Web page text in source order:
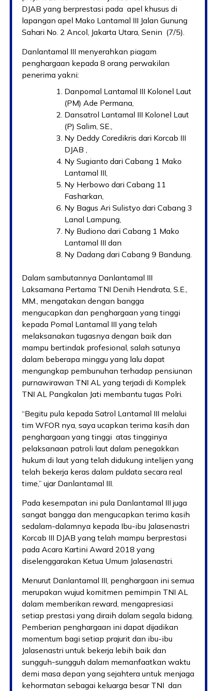
DJAB yang berprestasi pada apel khusus di
lapangan apel Mako Lantamal III Jalan Gunung
Sahari No. 2 Ancol, Jakarta Utara, Senin (7/5).
Danlantamal III menyerahkan piagam
penghargaan kepada 8 orang perwakilan
penerima yakni:
Danpomal Lantamal III Kolonel Laut
(PM) Ade Permana,
Dansatrol Lantamal III Kolonel Laut
(P) Salim, SE.,
Ny Deddy Coredikris dari Korcab III
DJAB ,
Ny Sugianto dari Cabang 1 Mako
Lantamal III,
Ny Herbowo dari Cabang 11
Fasharkan,
Ny Bagus Ari Sulistyo dari Cabang 3
Lanal Lampung,
Ny Budiono dari Cabang 1 Mako
Lantamal III dan
Ny Dadang dari Cabang 9 Bandung.
Dalam sambutannya Danlantamal III
Laksamana Pertama TNI Denih Hendrata, S.E.,
MM., mengatakan dengan bangga
mengucapkan dan penghargaan yang tinggi
kepada Pomal Lantamal III yang telah
melaksanakan tugasnya dengan baik dan
mampu bertindak profesional, salah satunya
dalam beberapa minggu yang lalu dapat
mengungkap pembunuhan terhadap pensiunan
purnawirawan TNI AL yang terjadi di Komplek
TNI AL Pangkalan Jati membantu tugas Polri.
“Begitu pula kepada Satrol Lantamal III melalui
tim WFOR nya, saya ucapkan terima kasih dan
penghargaan yang tinggi atas tingginya
pelaksanaan patroli laut dalam penegakkan
hukum di laut yang telah didukung intelijen yang
telah bekerja keras dalam puldata secara real
time,” ujar Danlantamal III.
Pada kesempatan ini pula Danlantamal III juga
sangat bangga dan mengucapkan terima kasih
sedalam-dalamnya kepada Ibu-ibu Jalasenastri
Korcab III DJAB yang telah mampu berprestasi
pada Acara Kartini Award 2018 yang
diselenggarakan Ketua Umum Jalasenastri.
Menurut Danlantamal III, penghargaan ini semua
merupakan wujud komitmen pemimpin TNI AL
dalam memberikan reward, mengapresiasi
setiap prestasi yang diraih dalam segala bidang.
Pemberian penghargaan ini dapat dijadikan
momentum bagi setiap prajurit dan ibu-ibu
Jalasenastri untuk bekerja lebih baik dan
sungguh-sungguh dalam memanfaatkan waktu
demi masa depan yang sejahtera untuk menjaga
kehormatan sebagai keluarga besar TNI dan